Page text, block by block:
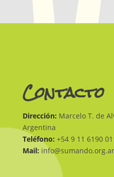
Contacto
Dirección: Marcelo T. de
Argentina
Teléfono: +54 9 11 6190
Mail: info@sumando.org.ar